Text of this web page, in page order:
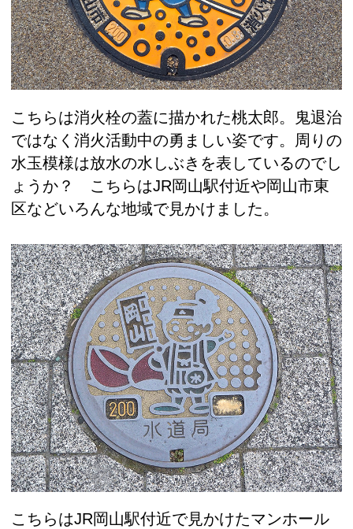
こちらは消火栓の蓋に描かれた桃太郎。鬼退治
ではなく消火活動中の勇ましい姿です。周りの
水玉模様は放水の水しぶきを表しているのでし
ょうか？ こちらはJR岡山駅付近や岡山市東
区などいろんな地域で見かけました。
こちらはJR岡山駅付近で見かけたマンホール